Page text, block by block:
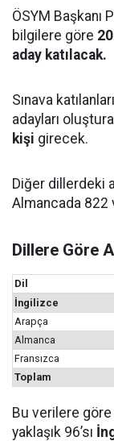
ÖSYM Başkanı
bilgilere göre
aday katılacak.
Sınava
adayları
kişi girecek.
Diğer dillerdeki
Almancada 822
Dillere Göre
Dil
İngilizce
Arapça
Almanca
Fransızca
Toplam
Bu verilere göre
yaklaşık 96’sı